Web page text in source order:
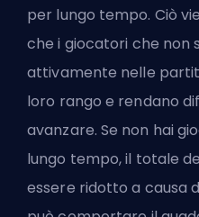
per lungo tempo. Ciò
che i giocatori che non
attivamente nelle
loro rango e rendano
avanzare. Se non hai
lungo tempo, il totale
essere ridotto a causa